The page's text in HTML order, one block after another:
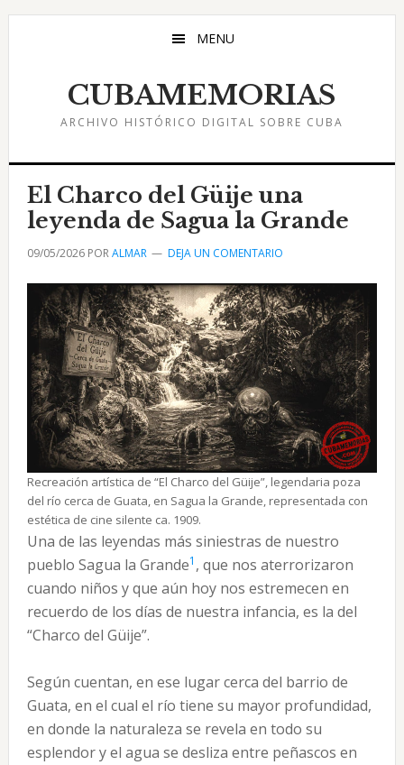
Saltar
Saltar
Saltar
MENU
CUBAMEMORIAS
ARCHIVO HISTÓRICO DIGITAL SOBRE CUBA
El Charco del Güije una
leyenda de Sagua la Grande
09/05/2026PORALMAR DEJA UN COMENTARIO
Recreación artística de “El Charco del Güije”, legendaria poza
del río cerca de Guata, en Sagua la Grande, representada con
estética de cine silente ca. 1909.
Una de las leyendas más siniestras de nuestro
pueblo Sagua la Grande1 , que nos aterrorizaron
cuando niños y que aún hoy nos estremecen en
recuerdo de los días de nuestra infancia, es la del
“Charco del Güije”.
Según cuentan, en ese lugar cerca del barrio de
Guata, en el cual el río tiene su mayor profundidad,
en donde la naturaleza se revela en todo su
esplendor y el agua se desliza entre peñascos en